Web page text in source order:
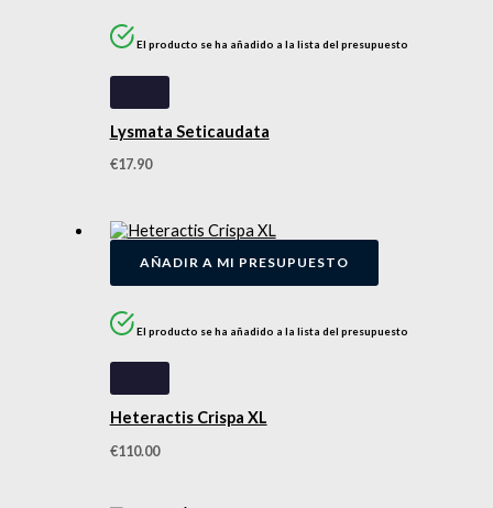
El producto se ha añadido a la lista del presupuesto
Lysmata Seticaudata
€17.90
AÑADIR A MI PRESUPUESTO
El producto se ha añadido a la lista del presupuesto
Heteractis Crispa XL
€110.00